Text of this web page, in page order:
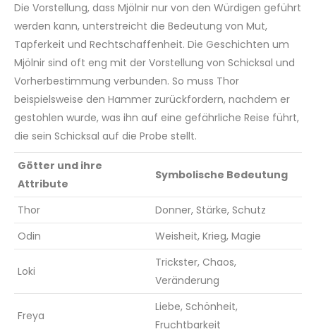
Die Vorstellung, dass Mjölnir nur von den Würdigen geführt
werden kann, unterstreicht die Bedeutung von Mut,
Tapferkeit und Rechtschaffenheit. Die Geschichten um
Mjölnir sind oft eng mit der Vorstellung von Schicksal und
Vorherbestimmung verbunden. So muss Thor
beispielsweise den Hammer zurückfordern, nachdem er
gestohlen wurde, was ihn auf eine gefährliche Reise führt,
die sein Schicksal auf die Probe stellt.
Götter und ihre
Attribute
Symbolische Bedeutung
Thor
Donner, Stärke, Schutz
Odin
Weisheit, Krieg, Magie
Loki
Trickster, Chaos,
Veränderung
Freya
Liebe, Schönheit,
Fruchtbarkeit